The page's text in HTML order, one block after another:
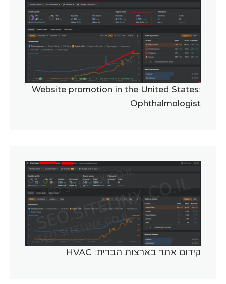
Website promotion in the United States:
Ophthalmologist
קידום אתר בארצות הברית: HVAC